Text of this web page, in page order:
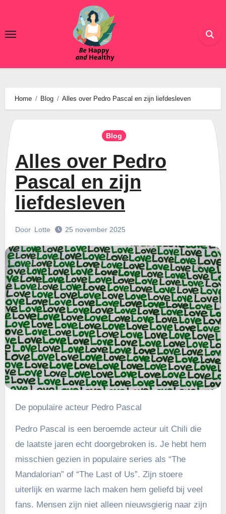
de
Home Blog Alles over Pedro Pascal en zijn liefdesleven
Blog
Alles over Pedro
Pascal en zijn
liefdesleven
Door Lotte 25 november 2025
De populaire acteur Pedro Pascal
Pedro Pascal is een beroemde acteur uit Chili die
de laatste jaren echt doorgebroken is. Je hebt hem
misschien gezien in populaire series als “The
Mandalorian” of “The Last of Us”. Zijn stoere
uiterlijk en warme lach maken hem geliefd bij veel
fans. Mensen zijn niet alleen nieuwsgierig naar zijn